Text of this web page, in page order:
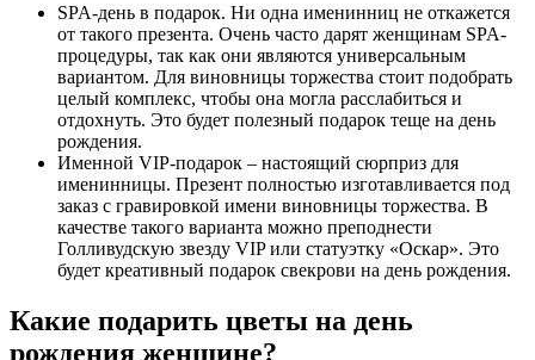
SPA-день в подарок. Ни одна именинниц не откажется
от такого презента. Очень часто дарят женщинам SPA-
процедуры, так как они являются универсальным
вариантом. Для виновницы торжества стоит подобрать
целый комплекс, чтобы она могла расслабиться и
отдохнуть. Это будет полезный подарок теще на день
рождения.
Именной VIP-подарок – настоящий сюрприз для
именинницы. Презент полностью изготавливается под
заказ с гравировкой имени виновницы торжества. В
качестве такого варианта можно преподнести
Голливудскую звезду VIP или статуэтку «Оскар». Это
будет креативный подарок свекрови на день рождения.
Какие подарить цветы на день
рождения женщине?